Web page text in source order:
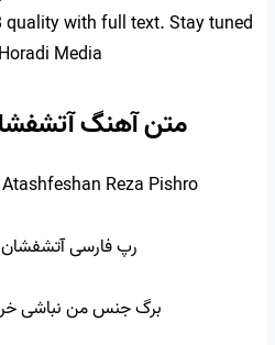
with full text. Stay tuned
Media.
متن آهنگ
Reza Pishro
رپ فارسی
برگ جنس من نباشی